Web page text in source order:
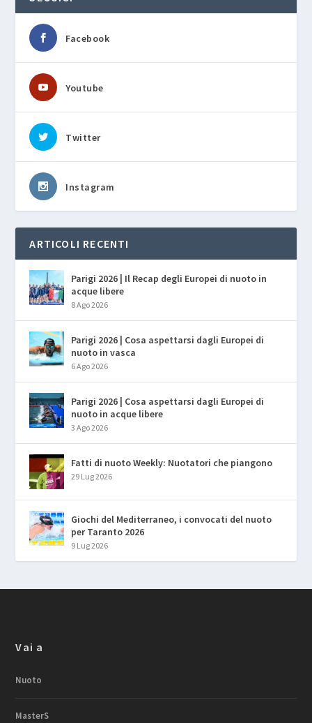
Facebook
Youtube
Twitter
Instagram
ARTICOLI RECENTI
Parigi 2026 | Il Recap degli Europei di nuoto in
acque libere
8 Ago 2026
Parigi 2026 | Cosa aspettarsi dagli Europei di
nuoto in vasca
6 Ago 2026
Parigi 2026 | Cosa aspettarsi dagli Europei di
nuoto in acque libere
3 Ago 2026
Fatti di nuoto Weekly: Nuotatori che piangono
29 Lug 2026
Giochi del Mediterraneo, i convocati del nuoto
per Taranto 2026
9 Lug 2026
Vai a
Nuoto
MasterS